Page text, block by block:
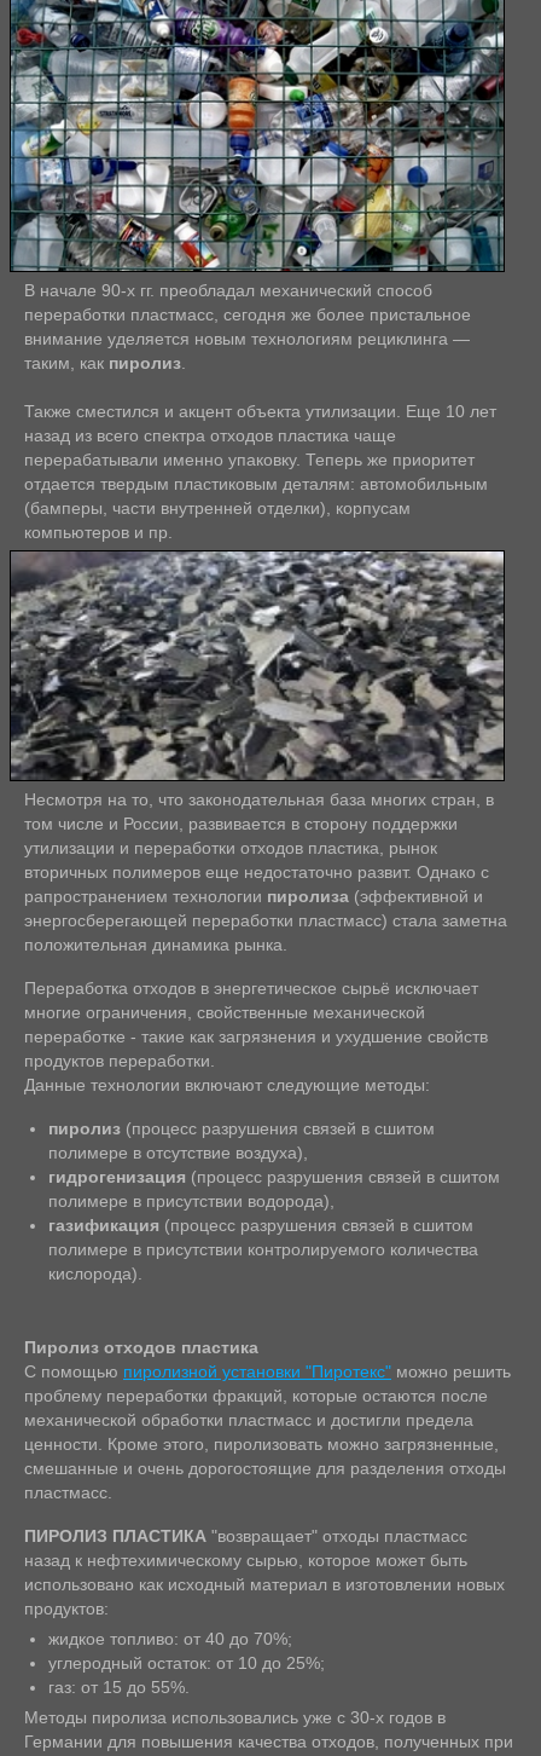
В начале 90-х гг. преобладал механический способ
переработки пластмасс, сегодня же более пристальное
внимание уделяется новым технологиям рециклинга —
таким, как пиролиз
Также сместился и акцент объекта утилизации. Еще 10 лет
назад из всего спектра отходов пластика чаще
перерабатывали именно упаковку. Теперь же приоритет
отдается твердым пластиковым деталям: автомобильным
(бамперы, части внутренней отделки), корпусам
компьютеров и пр.
Несмотря на то, что законодательная база многих стран, в
том числе и России, развивается в сторону поддержки
утилизации и переработки отходов пластика, рынок
вторичных полимеров еще недостаточно развит. Однако с
рапространением технологии пиролиза (эффективной и
энергосберегающей переработки пластмасс) стала заметна
положительная динамика рынка.
Переработка отходов в энергетическое сырьё исключает
многие ограничения, свойственные механической
переработке - такие как загрязнения и ухудшение свойств
продуктов переработки.
Данные технологии включают следующие методы:
пиролиз (процесс разрушения связей в сшитом
полимере в отсутствие воздуха),
гидрогенизация (процесс разрушения связей в сшитом
полимере в присутствии водорода),
газификация (процесс разрушения связей в сшитом
полимере в присутствии контролируемого количества
кислорода).
Пиролиз отходов пластика
С помощью пиролизной установки "Пиротекс" можно решить
проблему переработки фракций, которые остаются после
механической обработки пластмасс и достигли предела
ценности. Кроме этого, пиролизовать можно загрязненные,
смешанные и очень дорогостоящие для разделения отходы
пластмасс.
ПИРОЛИЗ ПЛАСТИКА "возвращает" отходы пластмасс
назад к нефтехимическому сырью, которое может быть
использовано как исходный материал в изготовлении новых
продуктов:
жидкое топливо: от 40 до 70%;
углеродный остаток: от 10 до 25%;
газ: от 15 до 55%.
Методы пиролиза использовались уже с 30-х годов в
Германии для повышения качества отходов, полученных при